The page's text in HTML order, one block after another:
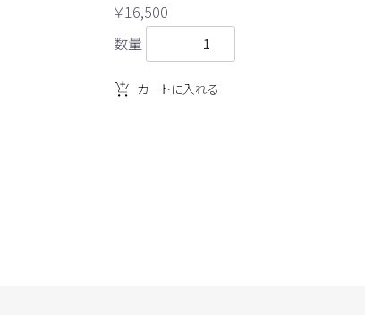
￥16,500
数量
カートに入れる